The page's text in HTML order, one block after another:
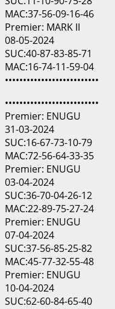
MAC:37-56-09-16-46
Premier: MARK II
08-05-2024
SUC:40-87-83-85-71
MAC:16-74-11-59-04
••••••••••••••••••••••••••
••••••••••••••••••••••••••
Premier: ENUGU
31-03-2024
SUC:16-67-73-10-79
MAC:72-56-64-33-35
Premier: ENUGU
03-04-2024
SUC:36-70-04-26-12
MAC:22-89-75-27-24
Premier: ENUGU
07-04-2024
SUC:37-56-85-25-82
MAC:45-77-32-55-48
Premier: ENUGU
10-04-2024
SUC:62-60-84-65-40